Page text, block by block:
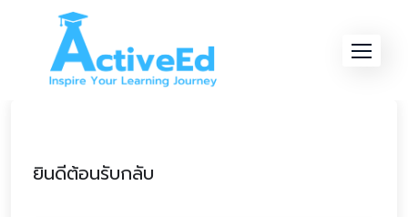
content
ยินดีต้อนรับกลับ